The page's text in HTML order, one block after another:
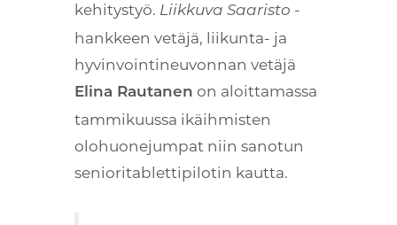
kehitystyö. Liikkuva Saaristo -
hankkeen vetäjä, liikunta- ja
hyvinvointineuvonnan vetäjä
Elina Rautanen on aloittamassa
tammikuussa ikäihmisten
olohuonejumpat niin sanotun
senioritablettipilotin kautta.